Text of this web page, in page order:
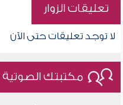
تعليقات الزوار
لا توجد تعليقات حتى الآن
مكتبتك الصوتية